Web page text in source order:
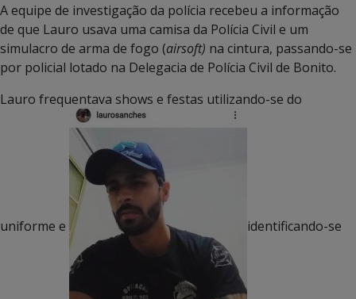
A equipe de investigação da polícia recebeu a informação
de que Lauro usava uma camisa da Polícia Civil e um
simulacro de arma de fogo (airsoft) na cintura, passando-se
por policial lotado na Delegacia de Polícia Civil de Bonito.
Lauro frequentava shows e festas utilizando-se do
uniforme e identificando-se